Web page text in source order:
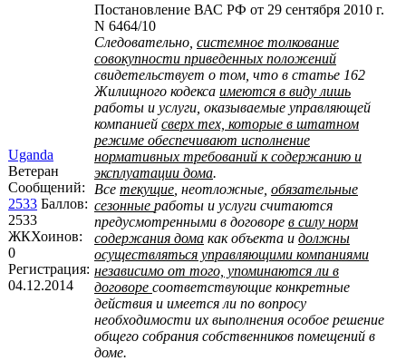
Uganda
Ветеран
Сообщений:
2533 Баллов:
2533
ЖКХоинов:
0
Регистрация:
04.12.2014
Постановление ВАС РФ от 29 сентября 2010 г.
N 6464/10
Следовательно, системное толкование
совокупности приведенных положений
свидетельствует о том, что в статье 162
Жилищного кодекса имеются в виду лишь
работы и услуги, оказываемые управляющей
компанией сверх тех, которые в штатном
режиме обеспечивают исполнение
нормативных требований к содержанию и
эксплуатации дома.
Все текущие , неотложные, обязательные
сезонные работы и услуги считаются
предусмотренными в договоре в силу норм
содержания дома как объекта и должны
осуществляться управляющими компаниями
независимо от того, упоминаются ли в
договоре соответствующие конкретные
действия и имеется ли по вопросу
необходимости их выполнения особое решение
общего собрания собственников помещений в
доме.